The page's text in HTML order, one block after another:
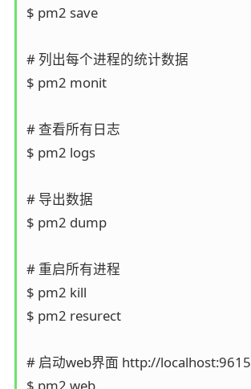
$ pm2 save
# 列出每个进程的统计数据
$ pm2 monit
# 查看所有日志
$ pm2 logs
# 导出数据
$ pm2 dump
# 重启所有进程
$ pm2 kill
$ pm2 resurect
# 启动web界面 http://localhost:9615